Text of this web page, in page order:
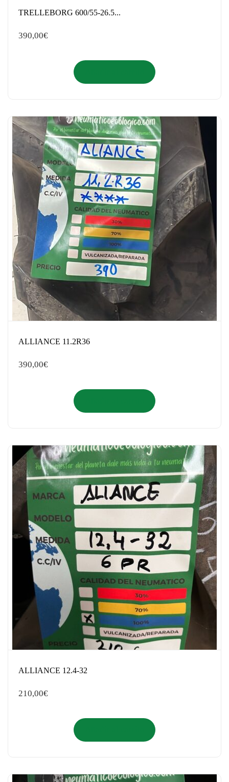
TRELLEBORG 600/55-26.5...
390,00€
ALLIANCE 11.2R36
390,00€
ALLIANCE 12.4-32
210,00€